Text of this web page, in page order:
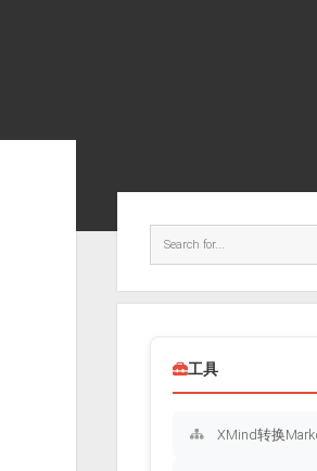
工具
XMind转换